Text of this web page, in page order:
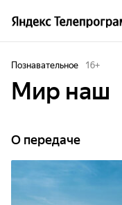
Познавательное 16+
Мир наш
О передаче